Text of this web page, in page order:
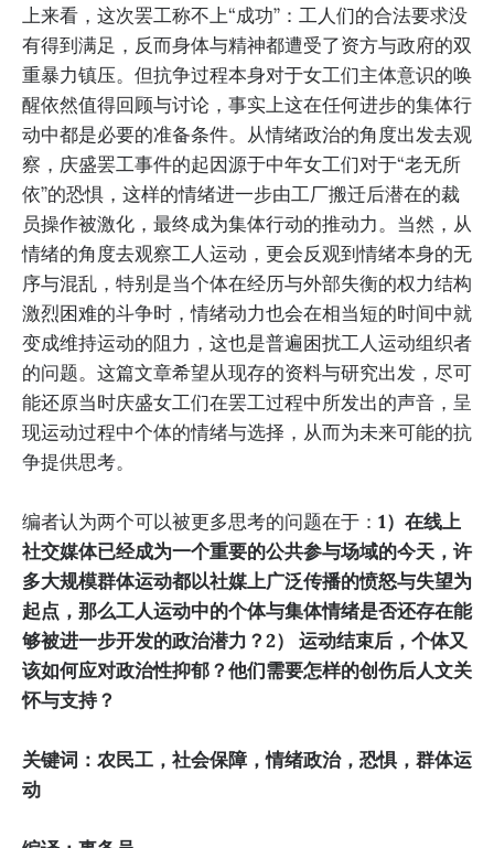
上来看，这次罢工称不上“成功”：工人们的合法要求没
有得到满足，反而身体与精神都遭受了资方与政府的双
重暴力镇压。但抗争过程本身对于女工们主体意识的唤
醒依然值得回顾与讨论，事实上这在任何进步的集体行
动中都是必要的准备条件。从情绪政治的角度出发去观
察，庆盛罢工事件的起因源于中年女工们对于“老无所
依”的恐惧，这样的情绪进一步由工厂搬迁后潜在的裁
员操作被激化，最终成为集体行动的推动力。当然，从
情绪的角度去观察工人运动，更会反观到情绪本身的无
序与混乱，特别是当个体在经历与外部失衡的权力结构
激烈困难的斗争时，情绪动力也会在相当短的时间中就
变成维持运动的阻力，这也是普遍困扰工人运动组织者
的问题。这篇文章希望从现存的资料与研究出发，尽可
能还原当时庆盛女工们在罢工过程中所发出的声音，呈
现运动过程中个体的情绪与选择，从而为未来可能的抗
争提供思考。
编者认为两个可以被更多思考的问题在于： 1）在线上
社交媒体已经成为一个重要的公共参与场域的今天，许
多大规模群体运动都以社媒上广泛传播的愤怒与失望为
起点，那么工人运动中的个体与集体情绪是否还存在能
够被进一步开发的政治潜力？2）
运动结束后，个体又
该如何应对政治性抑郁？他们需要怎样的创伤后人文关
怀与支持？
关键词：农民工，社会保障，情绪政治，恐惧，群体运
动